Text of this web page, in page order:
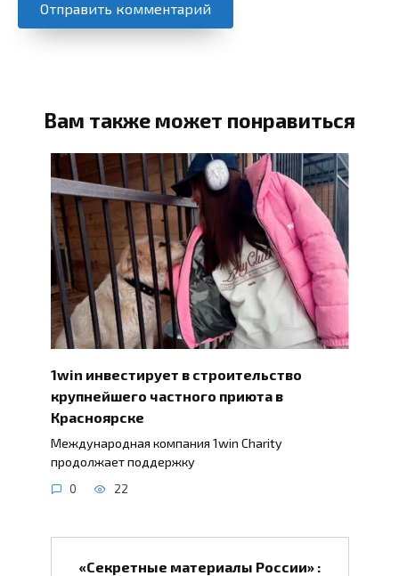
Вам также может понравиться
1win инвестирует в строительство
крупнейшего частного приюта в
Красноярске
Международная компания 1win Charity
продолжает поддержку
0 22
«Секретные материалы России» :